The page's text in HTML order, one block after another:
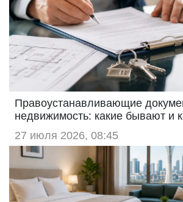
Правоустанавливающие
недвижимость: какие бывают и
27 июля 2026, 08:45